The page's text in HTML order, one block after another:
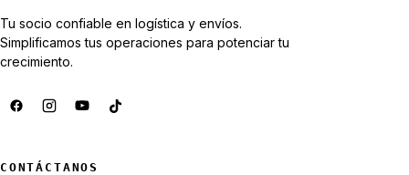
Tu socio confiable en logística y envíos.
Simplificamos tus operaciones para potenciar tu
crecimiento.
CONTÁCTANOS